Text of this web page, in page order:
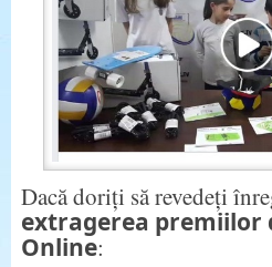
Dacă doriți să revedeți
extragerea premiilor
Online: